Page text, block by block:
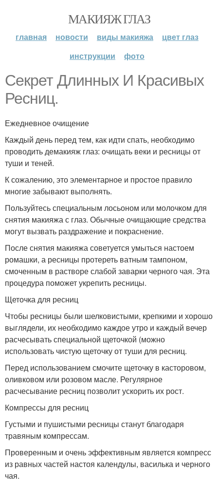
МАКИЯЖ ГЛАЗ
главная новости виды макияжа
цвет глаз
инструкции
фото
Секрет Длинных И Красивых
Ресниц.
Ежедневное очищение
Каждый день перед тем, как идти спать, необходимо
проводить демакияж глаз: очищать веки и ресницы от
туши и теней.
К сожалению, это элементарное и простое правило
многие забывают выполнять.
Пользуйтесь специальным лосьоном или молочком для
снятия макияжа с глаз. Обычные очищающие средства
могут вызвать раздражение и покраснение.
После снятия макияжа советуется умыться настоем
ромашки, а ресницы протереть ватным тампоном,
смоченным в растворе слабой заварки черного чая. Эта
процедура поможет укрепить ресницы.
Щеточка для ресниц
Чтобы ресницы были шелковистыми, крепкими и хорошо
выглядели, их необходимо каждое утро и каждый вечер
расчесывать специальной щеточкой (можно
использовать чистую щеточку от туши для ресниц.
Перед использованием смочите щеточку в касторовом,
оливковом или розовом масле. Регулярное
расчесывание ресниц позволит ускорить их рост.
Компрессы для ресниц
Густыми и пушистыми ресницы станут благодаря
травяным компрессам.
Проверенным и очень эффективным является компресс
из равных частей настоя календулы, василька и черного
чая.